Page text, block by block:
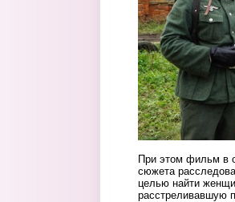
При этом фильм в
сюжета
целью найти
расстреливавшую